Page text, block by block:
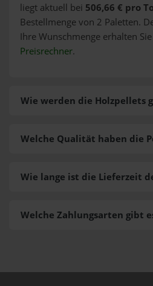
liegt aktuell bei 506,66 € pro
Bestellmenge von 2 Paletten.
Ihre Wunschmenge erhalten
Preisrechner.
Wie werden die Holzpellets
Welche Zahlungsarten gibt
Welche Qualität haben die
Wie lange ist die Lieferzeit